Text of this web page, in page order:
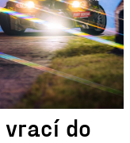
vrací do